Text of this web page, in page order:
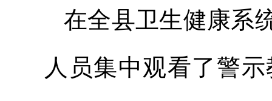
在全县卫生健康系
人员集中观看了警